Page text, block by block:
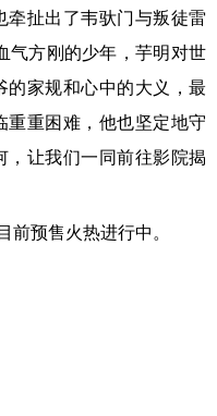
牵扯出了韦驮门与叛徒雷
气方刚的少年，芋明对世
的家规和心中的大义，最
重重困难，他也坚定地守
，让我们一同前往影院揭
预售火热进行中。